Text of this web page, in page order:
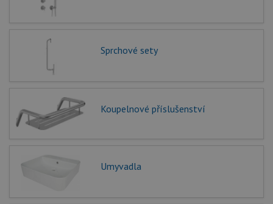
Sprchové sety
Koupelnové příslušenství
Umyvadla